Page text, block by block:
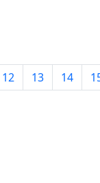
Сторінка 11 із 779
12 13 14